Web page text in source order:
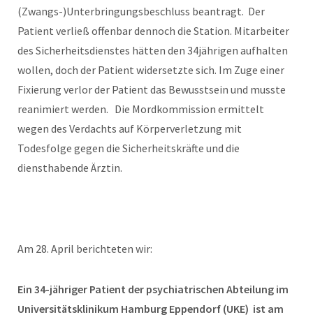
(Zwangs-)Unterbringungsbeschluss beantragt. Der
Patient verließ offenbar dennoch die Station. Mitarbeiter
des Sicherheitsdienstes hätten den 34jährigen aufhalten
wollen, doch der Patient widersetzte sich. Im Zuge einer
Fixierung verlor der Patient das Bewusstsein und musste
reanimiert werden. Die Mordkommission ermittelt
wegen des Verdachts auf Körperverletzung mit
Todesfolge gegen die Sicherheitskräfte und die
diensthabende Ärztin.
Am 28. April berichteten wir:
Ein 34-jähriger Patient der psychiatrischen Abteilung im
Universitätsklinikum Hamburg Eppendorf (UKE) ist am